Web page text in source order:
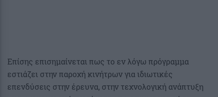
Επίσης επισημαίνεται πως το εν λόγω πρόγραμμα
εστιάζει στην παροχή κινήτρων για ιδιωτικές
επενδύσεις στην έρευνα, στην τεχνολογική ανάπτυξη